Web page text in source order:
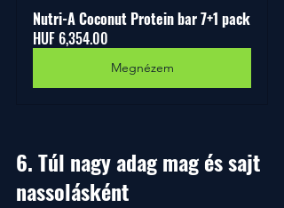
Nutri-A Coconut Protein bar 7+1 pack
HUF 6,354.00
Megnézem
6. Túl nagy adag mag és sajt
nassolásként